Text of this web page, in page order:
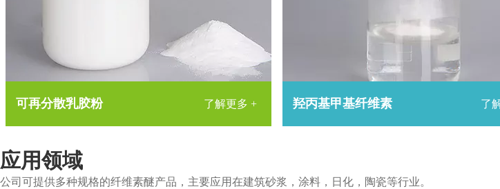
可再分散乳胶粉 了解更多 + 羟丙基甲基纤维素 了
应用领域
公司可提供多种规格的纤维素醚产品，主要应用在建筑砂浆，涂料，日化，陶瓷等行业。